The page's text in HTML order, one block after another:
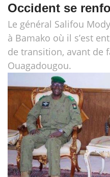
Occident se
Le général Salifou
à Bamako où il s’est
de transition, avant de
Ouagadougou.